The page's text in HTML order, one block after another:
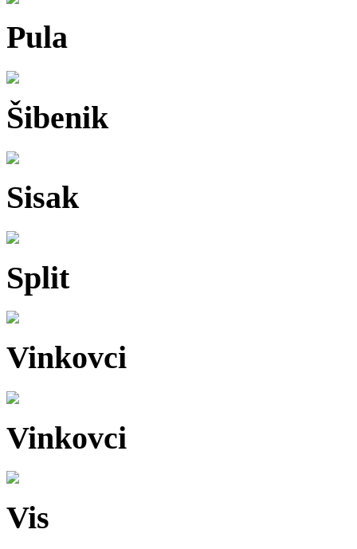
Pula
Šibenik
Sisak
Split
Vinkovci
Vinkovci
Vis